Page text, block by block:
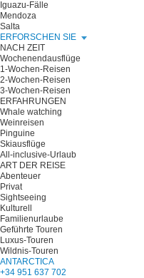
Iguazu-Fälle
Mendoza
Salta
ERFORSCHEN SIE
NACH ZEIT
Wochenendausflüge
1-Wochen-Reisen
2-Wochen-Reisen
3-Wochen-Reisen
ERFAHRUNGEN
Whale watching
Weinreisen
Pinguine
Skiausflüge
All-inclusive-Urlaub
ART DER REISE
Abenteuer
Privat
Sightseeing
Kulturell
Familienurlaube
Geführte Touren
Luxus-Touren
Wildnis-Touren
ANTARCTICA
+34 951 637 702